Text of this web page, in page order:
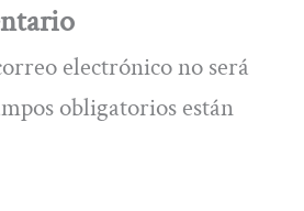
electrónico no será
obligatorios están